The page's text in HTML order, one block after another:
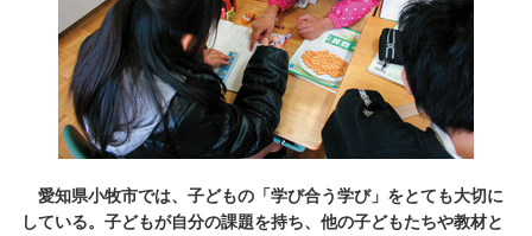
愛知県小牧市では、子どもの「学び合う学び」をとても大切に
している。子どもが自分の課題を持ち、他の子どもたちや教材と